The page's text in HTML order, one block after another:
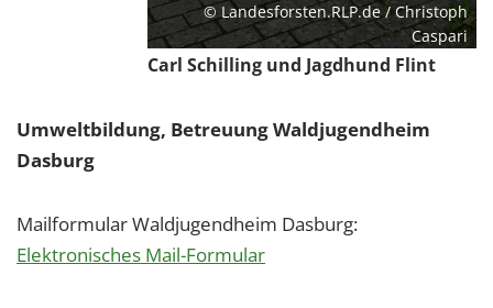
© Landesforsten.RLP.de / Christoph
Caspari
Carl Schilling und Jagdhund Flint
Umweltbildung, Betreuung Waldjugendheim
Dasburg
Mailformular Waldjugendheim Dasburg:
Elektronisches Mail-Formular